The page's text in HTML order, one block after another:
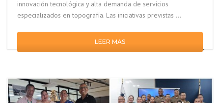
innovación tecnológica y alta demanda de servicios
especializados en topografía. Las iniciativas previstas …
LEER MAS